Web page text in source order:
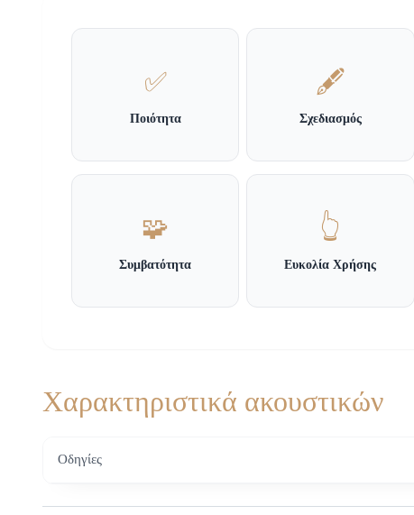
✅
Ποιότητα
🖋️
Σχεδιασμός
🧩
Συμβατότητα
👆
Ευκολία Χρήσης
Χαρακτηριστικά ακουστικών
Οδηγίες